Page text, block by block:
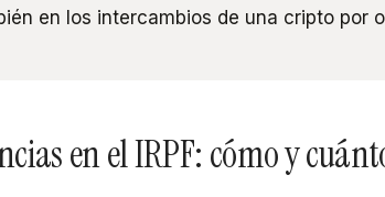
en los intercambios de una cripto por
en el IRPF: cómo y